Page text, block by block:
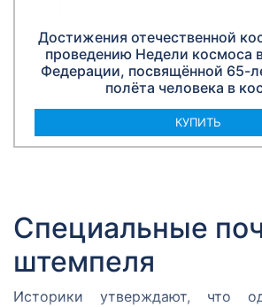
Достижения отечественной
проведению Недели космоса
Федерации, посвящённой 65-
полёта человека в
КУПИТЬ
Специальные
штемпеля
Историки утверждают, что